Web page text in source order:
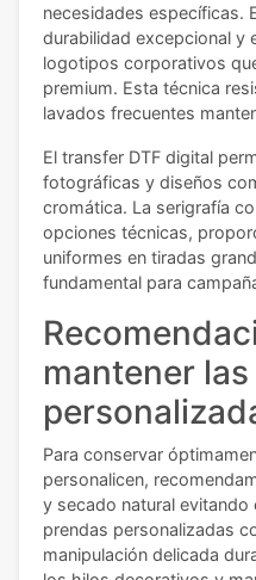
necesidades específicas.
durabilidad excepcional y
logotipos corporativos
premium. Esta técnica
lavados frecuentes
El transfer DTF digital
fotográficas y diseños
cromática. La serigrafía
opciones técnicas,
uniformes en tiradas
fundamental para
mantener
Para conservar
personalicen,
y secado natural
prendas personalizadas
manipulación delicada